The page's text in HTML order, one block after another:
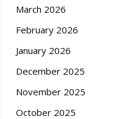
March 2026
February 2026
January 2026
December 2025
November 2025
October 2025